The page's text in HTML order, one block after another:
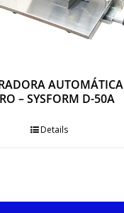
AUTOMÁTICA
– SYSFORM D-50A
Details